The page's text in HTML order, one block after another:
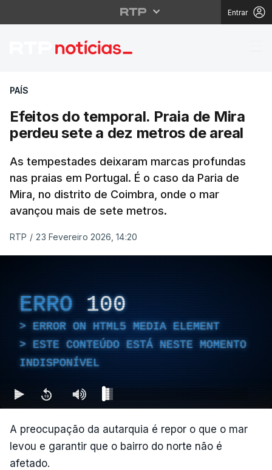
Entrar
Efeitos do temporal.
PAÍS
Efeitos do temporal. Praia de Mira
perdeu sete a dez metros de areal
As tempestades deixaram marcas profundas
nas praias em Portugal. É o caso da Paria de
Mira, no distrito de Coimbra, onde o mar
avançou mais de sete metros.
RTP / 23 Fevereiro 2026, 14:20
ERRO 100
ERROR ON HTML5 MEDIA ELEMENT
ESTE CONTEÚDO ESTÁ NESTE MOMENTO
INDISPONÍVEL
A preocupação da autarquia é repor o que o mar
levou e garantir que o bairro do norte não é
afetado.